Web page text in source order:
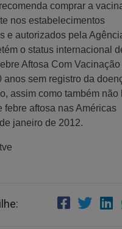
comprar a
nos estabelecimentos
e autorizados pela
o status internacional
Aftosa Com Vacinação
anos sem registro da
assim como também não
febre aftosa nas Américas
janeiro de 2012.